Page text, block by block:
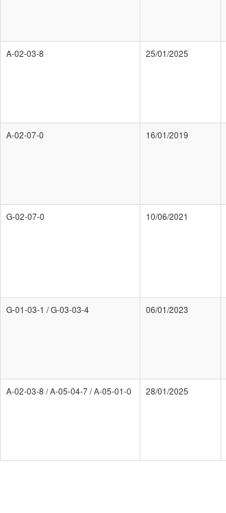
A-02-03-8 25/01/2025
A-02-07-0 16/01/2019
G-02-07-0 10/06/2021
G-01-03-1 / G-03-03-4 06/01/2023
A-02-03-8 / A-05-04-7 / A-05-01-0 28/01/2025